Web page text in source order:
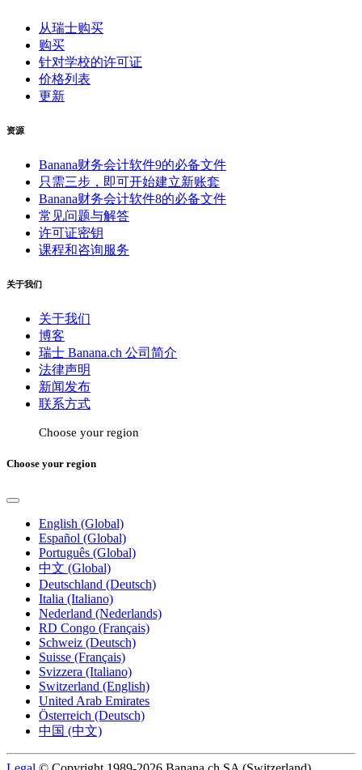
从瑞士购买
购买
针对学校的许可证
价格列表
更新
资源
Banana财务会计软件9的必备文件
只需三步，即可开始建立新账套
Banana财务会计软件8的必备文件
常见问题与解答
许可证密钥
课程和咨询服务
关于我们
关于我们
博客
瑞士 Banana.ch 公司简介
法律声明
新闻发布
联系方式
Choose your region
Choose your region
English (Global)
Español (Global)
Português (Global)
中文 (Global)
Deutschland (Deutsch)
Italia (Italiano)
Nederland (Nederlands)
RD Congo (Français)
Schweiz (Deutsch)
Suisse (Français)
Svizzera (Italiano)
Switzerland (English)
United Arab Emirates
Österreich (Deutsch)
中国 (中文)